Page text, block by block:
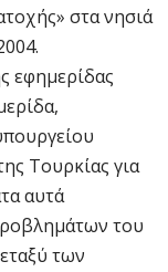
στα νησιά
εφημερίδας
Τουρκίας για
αυτά
του
των